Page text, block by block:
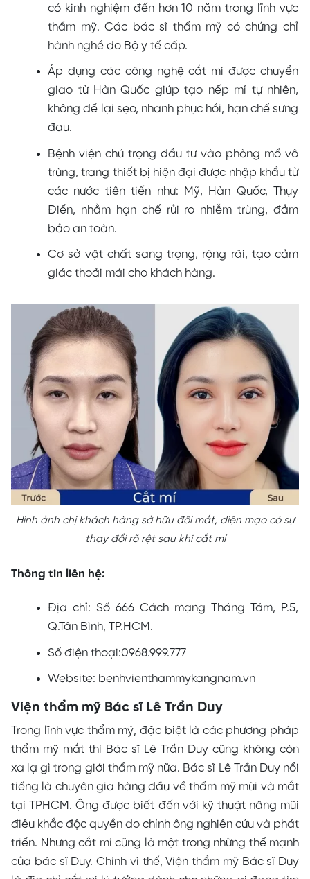
có kinh nghiệm đến hơn 10 năm trong lĩnh vực
thẩm mỹ. Các bác sĩ thẩm mỹ có chứng chỉ
hành nghề do Bộ y tế cấp.
Áp dụng các công nghệ cắt mí được chuyển
giao từ Hàn Quốc giúp tạo nếp mí tự nhiên,
không để lại sẹo, nhanh phục hồi, hạn chế sưng
đau.
Bệnh viện chú trọng đầu tư vào phòng mổ vô
trùng, trang thiết bị hiện đại được nhập khẩu từ
các nước tiên tiến như: Mỹ, Hàn Quốc, Thụy
Điển, nhằm hạn chế rủi ro nhiễm trùng, đảm
bảo an toàn.
Cơ sở vật chất sang trọng, rộng rãi, tạo cảm
giác thoải mái cho khách hàng.
Hình ảnh chị khách hàng sở hữu đôi mắt, diện mạo có sự
thay đổi rõ rệt sau khi cắt mí
Thông tin liên hệ:
Địa chỉ: Số 666 Cách mạng Tháng Tám, P.5,
Q.Tân Bình, TP.HCM.
Số điện thoại:0968.999.777
Website: benhvienthammykangnam.vn
Viện thẩm mỹ Bác sĩ Lê Trần Duy
Trong lĩnh vực thẩm mỹ, đặc biệt là các phương pháp
thẩm mỹ mắt thì Bác sĩ Lê Trần Duy cũng không còn
xa lạ gì trong giới thẩm mỹ nữa. Bác sĩ Lê Trần Duy nổi
tiếng là chuyên gia hàng đầu về thẩm mỹ mũi và mắt
tại TPHCM. Ông được biết đến với kỹ thuật nâng mũi
điêu khắc độc quyền do chính ông nghiên cứu và phát
triển. Nhưng cắt mí cũng là một trong những thế mạnh
của bác sĩ Duy. Chính vì thế, Viện thẩm mỹ Bác sĩ Duy